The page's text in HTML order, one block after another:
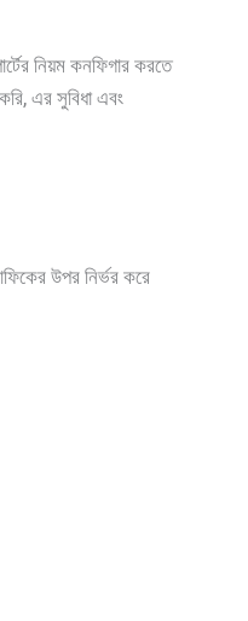
নিয়ম কনফিগার করতে
এর সুবিধা এবং
উপর নির্ভর করে